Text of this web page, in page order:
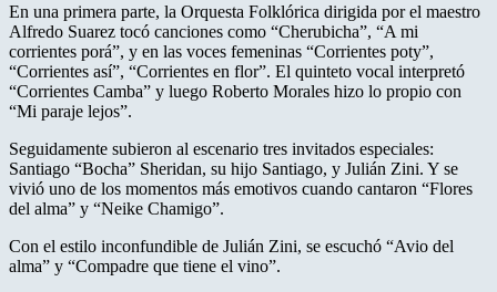
En una primera parte, la Orquesta Folklórica dirigida por el maestro
Alfredo Suarez tocó canciones como “Cherubicha”, “A mi
corrientes porá”, y en las voces femeninas “Corrientes poty”,
“Corrientes así”, “Corrientes en flor”. El quinteto vocal interpretó
“Corrientes Camba” y luego Roberto Morales hizo lo propio con
“Mi paraje lejos”.
Seguidamente subieron al escenario tres invitados especiales:
Santiago “Bocha” Sheridan, su hijo Santiago, y Julián Zini. Y se
vivió uno de los momentos más emotivos cuando cantaron “Flores
del alma” y “Neike Chamigo”.
Con el estilo inconfundible de Julián Zini, se escuchó “Avio del
alma” y “Compadre que tiene el vino”.